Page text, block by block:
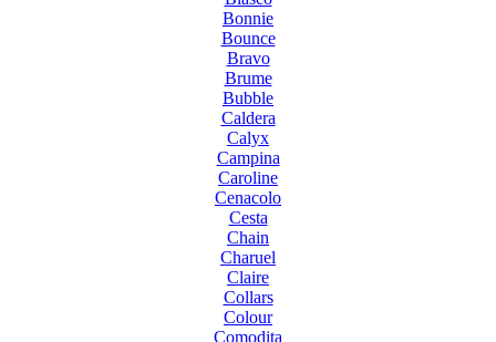
Bonnie
Bounce
Bravo
Brume
Bubble
Caldera
Calyx
Campina
Caroline
Cenacolo
Cesta
Chain
Charuel
Claire
Collars
Colour
Comodita